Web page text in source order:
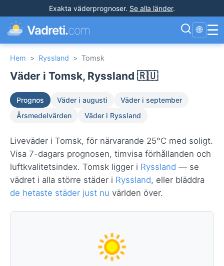
Exakta väderprognoser. Se alla länder.
Vadreti.com 🌐 ☰
Hem > Ryssland > Tomsk
Väder i Tomsk, Ryssland 🇷🇺
Prognos Väder i augusti
Väder i september
Årsmedelvärden
Väder i Ryssland
Liveväder i Tomsk, för närvarande 25°C med soligt.
Visa 7-dagars prognosen, timvisa förhållanden och
luftkvalitetsindex. Tomsk ligger i Ryssland — se
vädret i alla större städer i Ryssland, eller bläddra
de hetaste städer just nu världen över.